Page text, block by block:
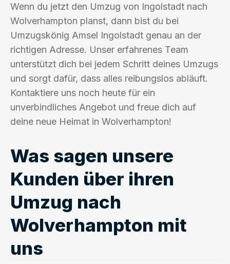
Wenn du jetzt den Umzug von Ingolstadt nach
Wolverhampton planst, dann bist du bei
Umzugskönig Amsel Ingolstadt genau an der
richtigen Adresse. Unser erfahrenes Team
unterstützt dich bei jedem Schritt deines Umzugs
und sorgt dafür, dass alles reibungslos abläuft.
Kontaktiere uns noch heute für ein
unverbindliches Angebot und freue dich auf
deine neue Heimat in Wolverhampton!
Was sagen unsere
Kunden über ihren
Umzug nach
Wolverhampton mit
uns